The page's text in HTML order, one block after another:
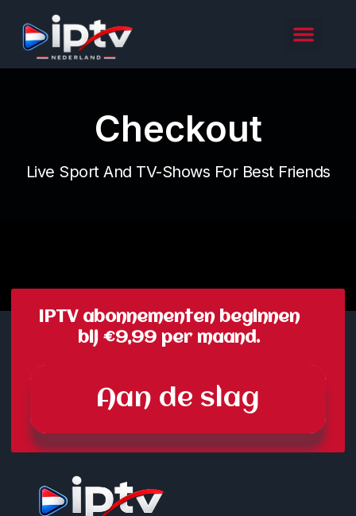
Checkout
Live Sport And TV-Shows For Best Friends
IPTV abonnementen beginnen
bij €9,99 per maand.
Aan de slag